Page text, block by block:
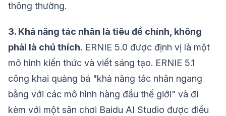
thông thường.
3. Khả năng tác nhân là tiêu đề chính, không
phải là chú thích. ERNIE 5.0 được định vị là một
mô hình kiến thức và viết sáng tạo. ERNIE 5.1
công khai quảng bá "khả năng tác nhân ngang
bằng với các mô hình hàng đầu thế giới" và đi
kèm với một sân chơi Baidu AI Studio được điều